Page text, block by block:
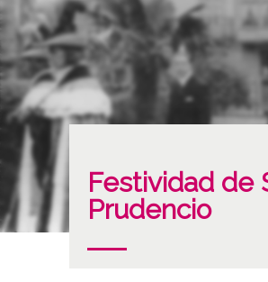
Festividad de
Prudencio